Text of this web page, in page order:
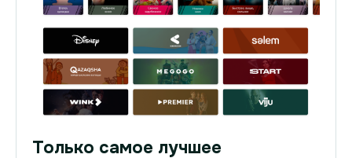
Только самое лучшее